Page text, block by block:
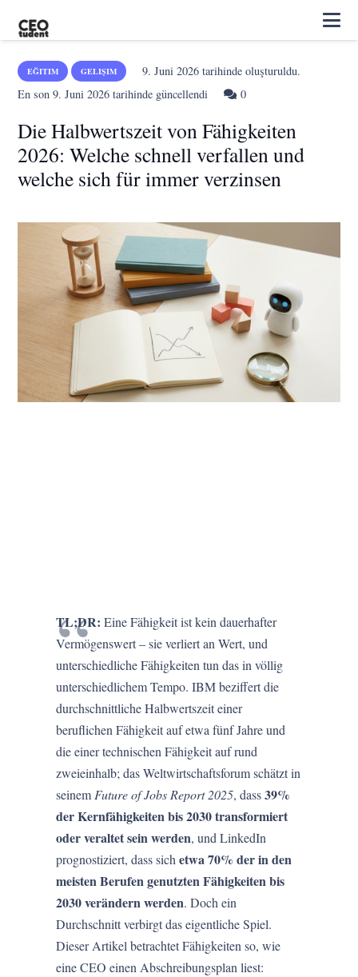
EĞITIM GELIŞIM 9. Juni 2026tarihinde oluşturuldu.
En son9. Juni 2026 tarihinde güncellendi 0
Die Halbwertszeit von Fähigkeiten
2026: Welche schnell verfallen und
welche sich für immer verzinsen
TL;DR: Eine Fähigkeit ist kein dauerhafter
Vermögenswert – sie verliert an Wert, und
unterschiedliche Fähigkeiten tun das in völlig
unterschiedlichem Tempo. IBM beziffert die
durchschnittliche Halbwertszeit einer
beruflichen Fähigkeit auf etwa fünf Jahre und
die einer technischen Fähigkeit auf rund
zweieinhalb; das Weltwirtschaftsforum schätzt in
seinemFuture of Jobs Report 2025, dass39%
der Kernfähigkeiten bis 2030 transformiert
oder veraltet sein werden, und LinkedIn
prognostiziert, dass sichetwa 70% der in den
meisten Berufen genutzten Fähigkeiten bis
2030 verändern werden. Doch ein
Durchschnitt verbirgt das eigentliche Spiel.
Dieser Artikel betrachtet Fähigkeiten so, wie
eine CEO einen Abschreibungsplan liest: